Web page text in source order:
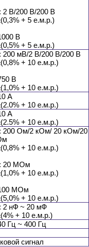
2 В/200 В/200 В
+ 5 е.м.р.)
В
+ 5 е.м.р.)
200 мВ/2 В/200 В/200 В
+ 10 е.м.р.)
В
+ 10 е.м.р.)
А
+ 10 е.м.р.)
А
+ 10 е.м.р.)
200 Ом/2 кОм/ 20 кОм/20
+ 10 е.м.р.)
20 МОм
+ 10 е.м.р.)
МОм
+ 10 е.м.р.)
2 нФ ~ 20 мФ
+ 10 е.м.р.)
Гц ~ 400 Гц
сигнал